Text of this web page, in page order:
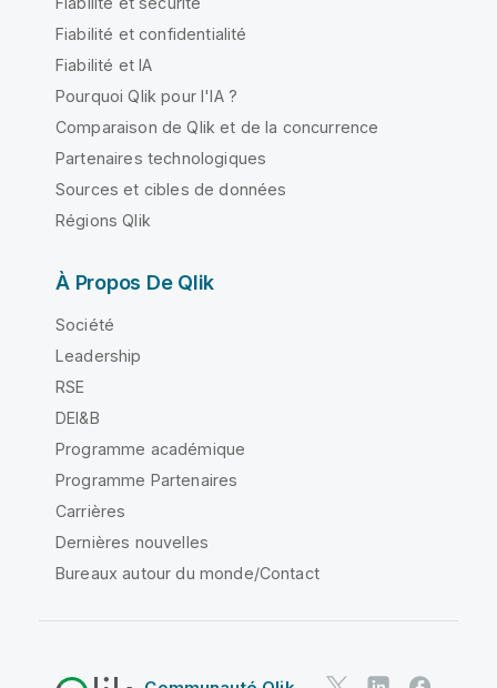
Fiabilité et confidentialité
Fiabilité et IA
Pourquoi Qlik pour l'IA ?
Comparaison de Qlik et de la concurrence
Partenaires technologiques
Sources et cibles de données
Régions Qlik
À Propos De Qlik
Société
Leadership
RSE
DEI&B
Programme académique
Programme Partenaires
Carrières
Dernières nouvelles
Bureaux autour du monde/Contact